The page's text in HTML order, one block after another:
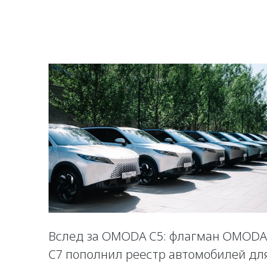
Вслед за OMODA C5: флагман OMODA
C7 пополнил реестр автомобилей